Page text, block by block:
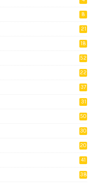
8
21
18
52
22
37
31
50
30
20
41
38